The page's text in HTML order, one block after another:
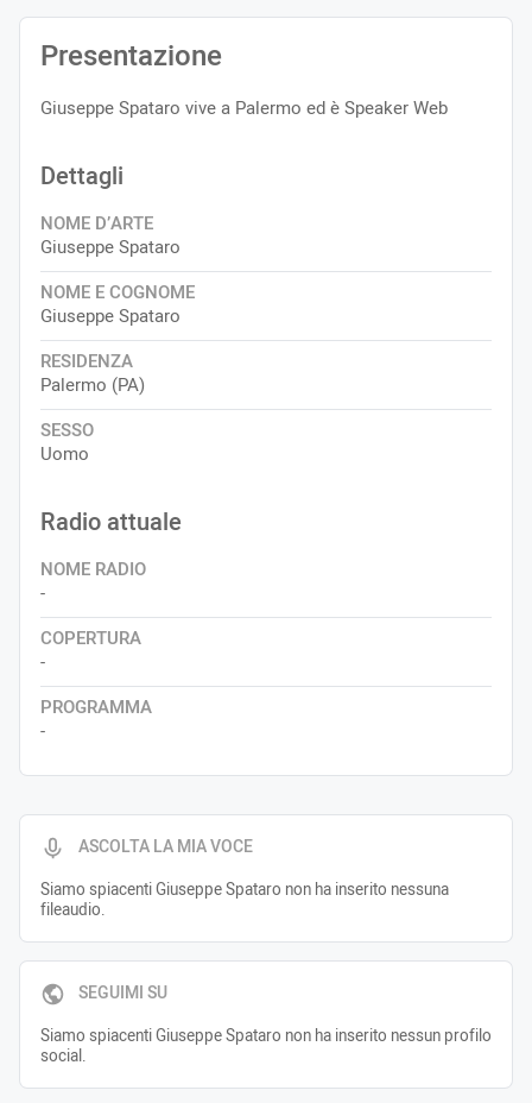
ASCOLTA LA MIA VOCE
Siamo spiacenti Giuseppe Spataro non ha inserito nessuna
fileaudio.
SEGUIMI SU
Siamo spiacenti Giuseppe Spataro non ha inserito nessun profilo
social.
Presentazione
Giuseppe Spataro vive a Palermo ed è Speaker Web
Dettagli
NOME D’ARTE
Giuseppe Spataro
NOME E COGNOME
Giuseppe Spataro
RESIDENZA
Palermo (PA)
SESSO
Uomo
Radio attuale
NOME RADIO
-
COPERTURA
-
PROGRAMMA
-